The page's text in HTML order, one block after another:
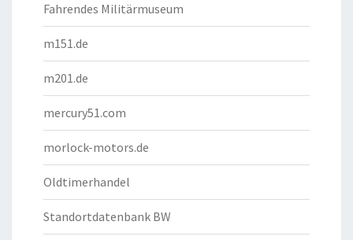
Fahrendes Militärmuseum
m151.de
m201.de
mercury51.com
morlock-motors.de
Oldtimerhandel
Standortdatenbank BW